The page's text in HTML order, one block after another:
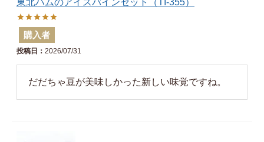
東北ハムのアイスバインセット（TI-355）
購入者
投稿日 2026/07/31
だだちゃ豆が美味しかった新しい味覚ですね。